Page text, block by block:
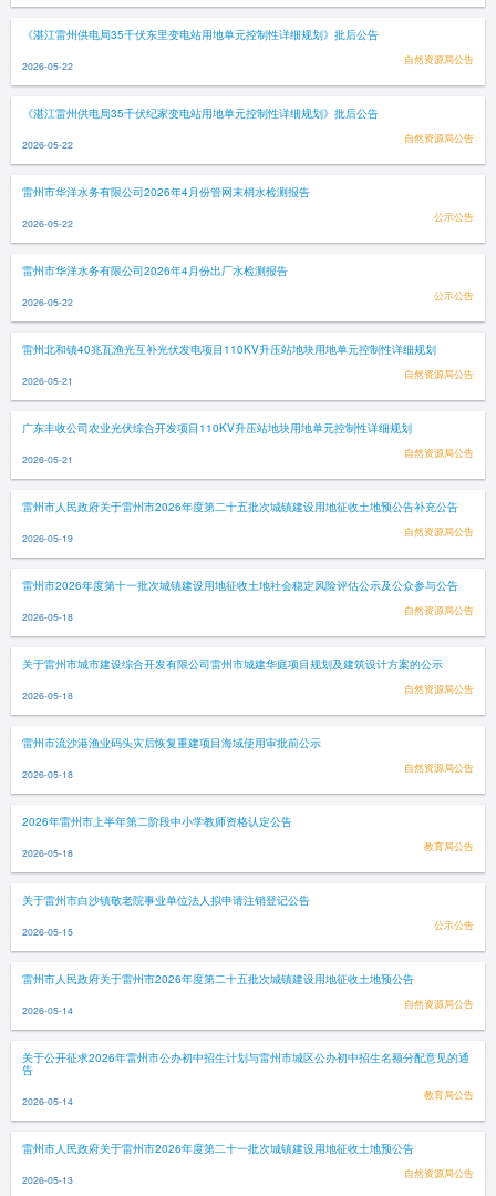
《湛江雷州供电局35千伏东里变电站用地单元控制性详细规划》批后公告
2026-05-22 自然资源局公告
《湛江雷州供电局35千伏纪家变电站用地单元控制性详细规划》批后公告
2026-05-22 自然资源局公告
雷州市华洋水务有限公司2026年4月份管网末梢水检测报告
2026-05-22 公示公告
雷州市华洋水务有限公司2026年4月份出厂水检测报告
2026-05-22 公示公告
雷州北和镇40兆瓦渔光互补光伏发电项目110KV升压站地块用地单元控制性详细规划
2026-05-21 自然资源局公告
广东丰收公司农业光伏综合开发项目110KV升压站地块用地单元控制性详细规划
2026-05-21 自然资源局公告
雷州市人民政府关于雷州市2026年度第二十五批次城镇建设用地征收土地预公告补充公告
2026-05-19 自然资源局公告
雷州市2026年度第十一批次城镇建设用地征收土地社会稳定风险评估公示及公众参与公告
2026-05-18 自然资源局公告
关于雷州市城市建设综合开发有限公司雷州市城建华庭项目规划及建筑设计方案的公示
2026-05-18 自然资源局公告
雷州市流沙港渔业码头灾后恢复重建项目海域使用审批前公示
2026-05-18 自然资源局公告
2026年雷州市上半年第二阶段中小学教师资格认定公告
2026-05-18 教育局公告
关于雷州市白沙镇敬老院事业单位法人拟申请注销登记公告
2026-05-15 公示公告
雷州市人民政府关于雷州市2026年度第二十五批次城镇建设用地征收土地预公告
2026-05-14 自然资源局公告
关于公开征求2026年雷州市公办初中招生计划与雷州市城区公办初中招生名额分配意见的通
告
2026-05-14 教育局公告
雷州市人民政府关于雷州市2026年度第二十一批次城镇建设用地征收土地预公告
2026-05-13 自然资源局公告